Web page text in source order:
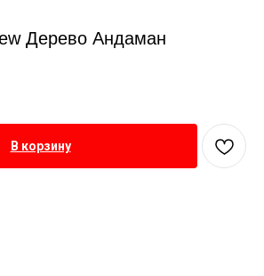
Дерево Андаман
В корзину